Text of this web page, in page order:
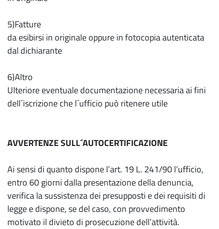
5)Fatture
da esibirsi in originale oppure in fotocopia autenticata
dal dichiarante
6)Altro
Ulteriore eventuale documentazione necessaria ai fini
dell´iscrizione che l´ufficio può ritenere utile
AVVERTENZE SULL´AUTOCERTIFICAZIONE
Ai sensi di quanto dispone l’art. 19 L. 241/90 l’ufficio,
entro 60 giorni dalla presentazione della denuncia,
verifica la sussistenza dei presupposti e dei requisiti di
legge e dispone, se del caso, con provvedimento
motivato il divieto di prosecuzione dell’attività.